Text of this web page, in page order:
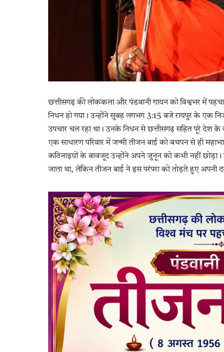
छत्तीसगढ़ की लोककला और पंडवानी गायन को विश्वभर में
निधन हो गया। उन्होंने सुबह लगभग 3:15 बजे रायपुर के एक
उपचार चल रहा था। उनके निधन से छत्तीसगढ़ सहित पूरे देश
एक साधारण परिवार में जन्मी तीजन बाई को बचपन से ही
कठिनाइयों के बावजूद उन्होंने अपने जुनून को कभी नहीं छोड़ा।
जाता था, लेकिन तीजन बाई ने इस परंपरा को तोड़ते हुए अपनी